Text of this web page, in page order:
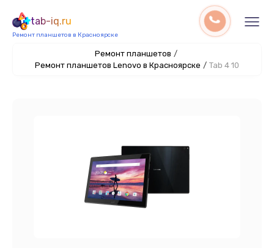
tab-iq.ru
Ремонт планшетов в Красноярске
Ремонт планшетов /
Ремонт планшетов Lenovo в Красноярске / Tab 4 10